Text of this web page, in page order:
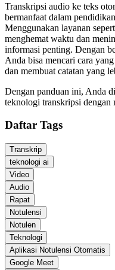
Transkripsi audio ke teks
bermanfaat dalam
Menggunakan layanan
menghemat waktu dan
informasi penting. Dengan
Anda bisa mencari cara
dan membuat catatan yang
Dengan panduan ini, Anda
teknologi transkripsi dengan
Daftar Tags
Transkrip
teknologi ai
Video
Audio
Rapat
Notulensi
Notulen
Teknologi
Aplikasi Notulensi Otomatis
Google Meet